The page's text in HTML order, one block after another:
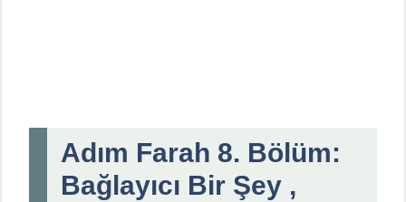
Adım Farah 8. Bölüm:
Bağlayıcı Bir Şey ,